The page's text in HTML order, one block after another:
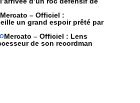
Mercato – Officiel :
un grand espoir prêté par
Mercato – Officiel : Lens
de son recordman